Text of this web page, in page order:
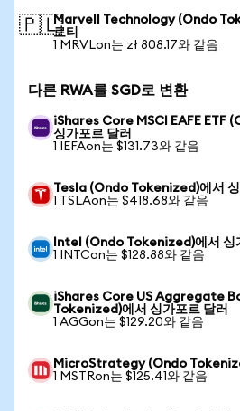
🇵🇱Marvell Technology (Ondo
로티
1 MRVLon는 zł 808.17와 같음
다른 RWA를 SGD로 변환
iShares Core MSCI EAFE ETF
싱가포르 달러
1 IEFAon는 $131.73와 같음
Tesla (Ondo Tokenized)에서 싱
1 TSLAon는 $418.68와 같음
Intel (Ondo Tokenized)에서 싱
1 INTCon는 $128.88와 같음
iShares Core US Aggregate
Tokenized)에서 싱가포르 달러
1 AGGon는 $129.20와 같음
MicroStrategy (Ondo
1 MSTRon는 $125.41와 같음